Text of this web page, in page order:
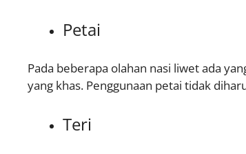
Petai
Pada beberapa olahan nasi liwet ada
yang khas. Penggunaan petai tidak
Teri